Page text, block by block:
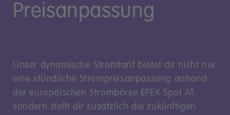
Preisanpassung
Unser dynamische Stromtarif bietet dir nicht nur
eine stündliche Strompreisanpassung anhand
der europäischen Strombörse EPEX Spot AT,
sondern stellt dir zusätzlich die zukünftigen